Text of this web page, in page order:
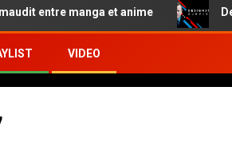
entre manga et anime
VIDEO